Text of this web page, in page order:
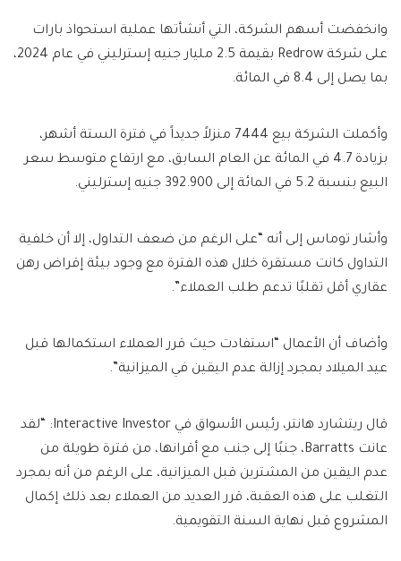
وانخفضت أسهم الشركة، التي أنشأتها عملية استحواذ بارات
على شركة Redrow بقيمة 2.5 مليار جنيه إسترليني في عام 2024،
بما يصل إلى 8.4 في المائة.
وأكملت الشركة بيع 7444 منزلاً جديداً في فترة الستة أشهر،
بزيادة 4.7 في المائة عن العام السابق، مع ارتفاع متوسط ​​سعر
البيع بنسبة 5.2 في المائة إلى 392.900 جنيه إسترليني.
وأشار توماس إلى أنه “على الرغم من ضعف التداول، إلا أن خلفية
التداول كانت مستقرة خلال هذه الفترة مع وجود بيئة إقراض رهن
عقاري أقل تقلبًا تدعم طلب العملاء”.
وأضاف أن الأعمال “استفادت حيث قرر العملاء استكمالها قبل
عيد الميلاد بمجرد إزالة عدم اليقين في الميزانية”.
قال ريتشارد هانتر، رئيس الأسواق في Interactive Investor: “لقد
عانت Barratts، جنبًا إلى جنب مع أقرانها، من فترة طويلة من
عدم اليقين من المشترين قبل الميزانية، على الرغم من أنه بمجرد
التغلب على هذه العقبة، قرر العديد من العملاء بعد ذلك إكمال
المشروع قبل نهاية السنة التقويمية.